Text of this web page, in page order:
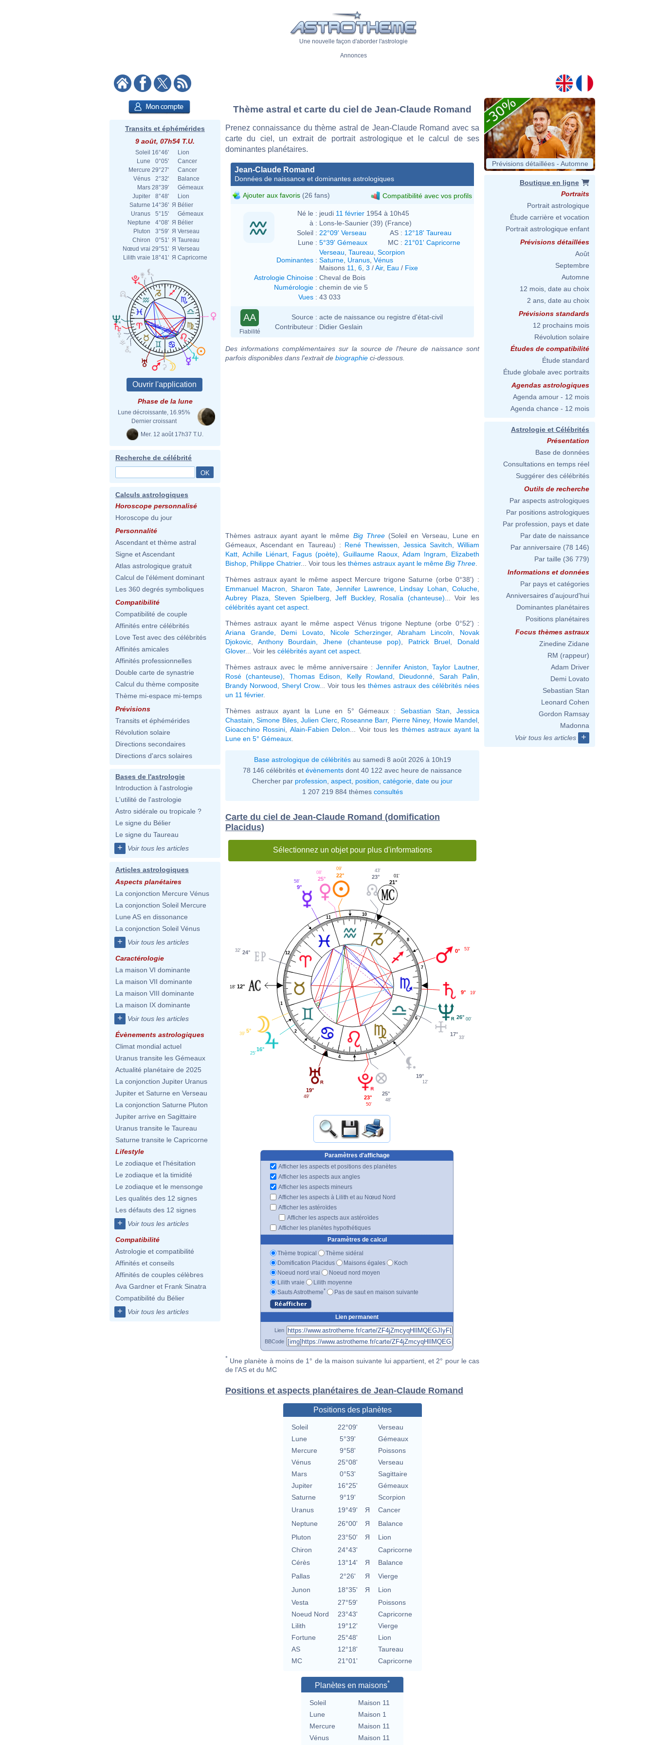
Une nouvelle façon d'aborder l'astrologie
Annonces
Transits et éphémérides
9 août, 07h54 T.U.
Soleil 16°46'
Lion
Lune
0°05'
Cancer
Mercure 29°27'
Cancer
Vénus
2°32'
Balance
Mars 28°39'
Gémeaux
Jupiter
8°48'
Lion
Saturne 14°36' Я Bélier
Uranus
5°15'
Gémeaux
Neptune
4°08' Я Bélier
Pluton
3°59' Я Verseau
Chiron
0°51' Я Taureau
Nœud vrai 29°51' Я Verseau
Lilith vraie 18°41' Я Capricorne
Phase de la lune
Lune décroissante, 16.95%
Dernier croissant
Mer. 12 août 17h37 T.U.
Recherche de célébrité
Calculs astrologiques
Horoscope personnalisé
Horoscope du jour
Personnalité
Ascendant et thème astral
Signe et Ascendant
Atlas astrologique gratuit
Calcul de l'élément dominant
Les 360 degrés symboliques
Compatibilité
Compatibilité de couple
Affinités entre célébrités
Love Test avec des célébrités
Affinités amicales
Affinités professionnelles
Double carte de synastrie
Calcul du thème composite
Thème mi-espace mi-temps
Prévisions
Transits et éphémérides
Révolution solaire
Directions secondaires
Directions d'arcs solaires
Bases de l'astrologie
Introduction à l'astrologie
L'utilité de l'astrologie
Astro sidérale ou tropicale ?
Le signe du Bélier
Le signe du Taureau
+ Voir tous les articles
Articles astrologiques
Aspects planétaires
La conjonction Mercure Vénus
La conjonction Soleil Mercure
Lune AS en dissonance
La conjonction Soleil Vénus
+ Voir tous les articles
Caractérologie
La maison VI dominante
La maison VII dominante
La maison VIII dominante
La maison IX dominante
+ Voir tous les articles
Évènements astrologiques
Climat mondial actuel
Uranus transite les Gémeaux
Actualité planétaire de 2025
La conjonction Jupiter Uranus
Jupiter et Saturne en Verseau
La conjonction Saturne Pluton
Jupiter arrive en Sagittaire
Uranus transite le Taureau
Saturne transite le Capricorne
Lifestyle
Le zodiaque et l'hésitation
Le zodiaque et la timidité
Le zodiaque et le mensonge
Les qualités des 12 signes
Les défauts des 12 signes
+ Voir tous les articles
Compatibilité
Astrologie et compatibilité
Affinités et conseils
Affinités de couples célèbres
Ava Gardner et Frank Sinatra
Compatibilité du Bélier
+ Voir tous les articles
Thème astral et carte du ciel de Jean-Claude Romand
Prenez connaissance du thème astral de Jean-Claude Romand avec sa
carte du ciel, un extrait de portrait astrologique et le calcul de ses
dominantes planétaires.
Jean-Claude Romand
Données de naissance et dominantes astrologiques
Ajouter aux favoris (26 fans) Compatibilité avec vos profils
Né le : jeudi 11 février 1954 à 10h45
à : Lons-le-Saunier (39) (France)
Soleil : 22°09' Verseau AS : 12°18' Taureau
Lune : 5°39' Gémeaux MC : 21°01' Capricorne
Dominantes :
Verseau Taureau Scorpion
Saturne Uranus Vénus
Maisons 11 6 3 /Air, Eau / Fixe
Astrologie Chinoise : Cheval de Bois
Numérologie : chemin de vie 5
Vues : 43 033
AA
Fiabilité
Source : acte de naissance ou registre d'état-civil
Contributeur : Didier Geslain
Des informations complémentaires sur la source de l'heure de naissance sont
parfois disponibles dans l'extrait de biographie ci-dessous.
Thèmes astraux ayant ayant le même Big Three(Soleil en Verseau, Lune en
Gémeaux, Ascendant en Taureau) : René Thewissen Jessica Savitch ,William
Katt
Achille Liénart Fagus (poète) Guillaume Raoux Adam Ingram
Elizabeth
Bishop Philippe Chatrier... Voir tous les thèmes astraux ayant le même Big Three
Thèmes astraux ayant le même aspect Mercure trigone Saturne (orbe 0°38') :
Emmanuel Macron
Sharon Tate Jennifer Lawrence, Lindsay Lohan Coluche
Aubrey Plaza ,Steven Spielberg ,Jeff Buckley, Rosalía (chanteuse) ... Voir les
célébrités ayant cet aspect
Thèmes astraux ayant le même aspect Vénus trigone Neptune (orbe 0°52') :
Ariana Grande, Demi Lovato, Nicole Scherzinger, Abraham Lincoln
Novak
Djokovic
Anthony Bourdain Jhene (chanteuse pop) Patrick Bruel
Donald
Glover... Voir les célébrités ayant cet aspect
Thèmes astraux avec le même anniversaire :Jennifer Aniston ,Taylor Lautner,
Rosé (chanteuse)
Thomas Edison Kelly Rowland Dieudonné Sarah Palin
Brandy Norwood
Sheryl Crow... Voir tous lesthèmes astraux des célébrités nées
un 11 février.
Thèmes astraux ayant la Lune en 5° Gémeaux : Sebastian Stan ,Jessica
Chastain ,Simone Biles,Julien Clerc, Roseanne Barr, Pierre Niney, Howie Mandel
Gioacchino Rossini
Alain-Fabien Delon ... Voir tous les thèmes astraux ayant la
Lune en 5° Gémeaux
Base astrologique de célébritésau samedi 8 août 2026 à 10h19
78 146 célébrités et évènements dont 40 122 avec heure de naissance
Chercher par profession aspect position catégorie date ou jour
1 207 219 884 thèmes consultés
Carte du ciel de Jean-Claude Romand (domification
Placidus)
Sélectionnez un objet pour plus d'informations
1
2
3
4
5
6
7
8
9
10
11
12 0° 53'
21°
01'
23°
43'
22°
09'
25°
08'
9°
58'
24°
32'
12°
18'
5°
39'
16°
25'
19°
49' 23°
50'
25°
48'
19°
12'
17°
33'
26° 00'
9° 19'
Paramètres d'affichage
Afficher les aspects et positions des planètes
Afficher les aspects aux angles
Afficher les aspects mineurs
Afficher les aspects à Lilith et au Nœud Nord
Afficher les astéroïdes
Afficher les aspects aux astéroïdes
Afficher les planètes hypothétiques
Paramètres de calcul
Thème tropical
Thème sidéral
Domification Placidus
Maisons égales
Koch
Noeud nord vrai
Noeud nord moyen
Lilith vraie
Lilith moyenne
Sauts Astrotheme* Pas de saut en maison suivante
Lien permanent
Lien
BBCode
* Une planète à moins de 1° de la maison suivante lui appartient, et 2° pour le cas
de l'AS et du MC
Positions et aspects planétaires de Jean-Claude Romand
Positions des planètes
Soleil 22°09'
Verseau
Lune
5°39'
Gémeaux
Mercure
9°58'
Poissons
Vénus
25°08'
Verseau
Mars
0°53'
Sagittaire
Jupiter
16°25'
Gémeaux
Saturne
9°19'
Scorpion
Uranus
19°49' Я
Cancer
Neptune
26°00' Я
Balance
Pluton
23°50' Я
Lion
Chiron
24°43'
Capricorne
Cérès
13°14' Я
Balance
Pallas
2°26' Я
Vierge
Junon
18°35' Я
Lion
Vesta
27°59'
Poissons
Noeud Nord
23°43'
Capricorne
Lilith
19°12'
Vierge
Fortune
25°48'
Lion
AS
12°18'
Taureau
MC
21°01' Capricorne
Planètes en maisons*
Soleil
Maison 11
Lune
Maison 1
Mercure
Maison 11
Vénus
Maison 11
Prévisions détaillées - Automne
Boutique en ligne
Portraits
Portrait astrologique
Étude carrière et vocation
Portrait astrologique enfant
Prévisions détaillées
Août
Septembre
Automne
12 mois, date au choix
2 ans, date au choix
Prévisions standards
12 prochains mois
Révolution solaire
Études de compatibilité
Étude standard
Étude globale avec portraits
Agendas astrologiques
Agenda amour - 12 mois
Agenda chance - 12 mois
Astrologie et Célébrités
Présentation
Base de données
Consultations en temps réel
Suggérer des célébrités
Outils de recherche
Par aspects astrologiques
Par positions astrologiques
Par profession, pays et date
Par date de naissance
Par anniversaire (78 146)
Par taille (36 779)
Informations et données
Par pays et catégories
Anniversaires d'aujourd'hui
Dominantes planétaires
Positions planétaires
Focus thèmes astraux
Zinedine Zidane
RM (rappeur)
Adam Driver
Demi Lovato
Sebastian Stan
Leonard Cohen
Gordon Ramsay
Madonna
Voir tous les articles
+